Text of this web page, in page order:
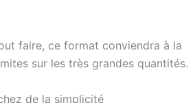
faire, ce format conviendra à la
sur les très grandes quantités.
de la simplicité